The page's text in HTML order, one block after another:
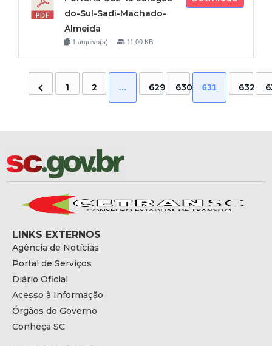
do-Sul-Sadi-Machado-
Almeida
1 arquivo(s) 11.00 KB
1 2 … 629 630 631 632
LINKS EXTERNOS
Agência de Notícias
Portal de Serviços
Diário Oficial
Acesso à Informação
Órgãos do Governo
Conheça SC